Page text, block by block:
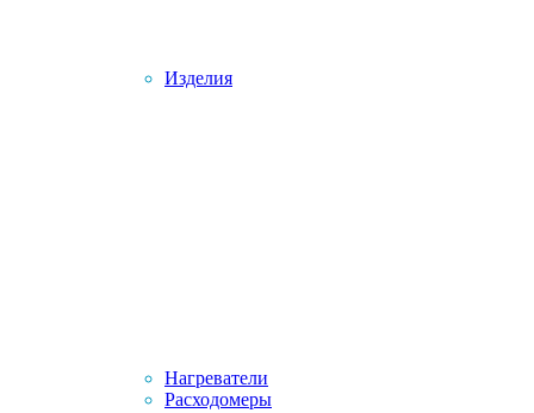
Изделия
Нагреватели
Расходомеры